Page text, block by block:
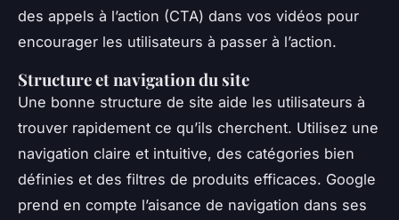
des appels à l’action (CTA) dans vos vidéos pour
encourager les utilisateurs à passer à l’action.
Structure et navigation du site
Une bonne structure de site aide les utilisateurs à
trouver rapidement ce qu’ils cherchent. Utilisez une
navigation claire et intuitive, des catégories bien
définies et des filtres de produits efficaces. Google
prend en compte l’aisance de navigation dans ses